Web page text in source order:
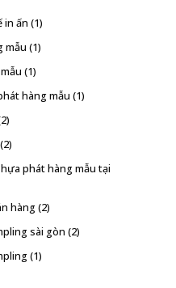
in ấn (1)
mẫu (1)
(1)
hàng mẫu (1)
(2)
phát hàng mẫu tại
hàng(2)
sài gòn (2)
(1)